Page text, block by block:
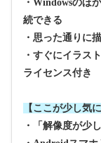
・Windowsのほ
続できる
・思った通りに
・すぐにイラス
ライセンス付き
【ここが少し気
・「解像度が少